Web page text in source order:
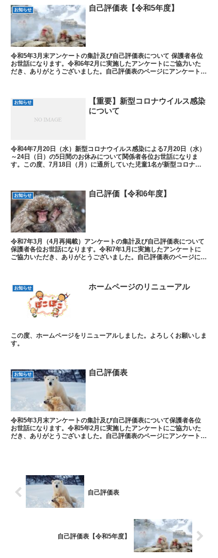
お知らせ 自己評価表【令和5年度】
令和5年3月末アンケートの集計及び自己評価表について 保護者各位
お世話になります。令和6年2月に実施したアンケートにご協力いた
だき、ありがとうございました。自己評価表のページにアンケート集
お知らせ
【重要】新型コロナウイルス感染
について
令和4年7月20日（水）新型コロナウイルス感染による7月20日（水）
～24日（日）の5日間のお休みについて関係者各位お世話になりま
す。この度、7月18日（月）に通所していた児童1名が新型コロナウ
お知らせ 自己評価【令和6年度】
令和7年3月（4月再掲載）アンケートの集計及び自己評価表について
保護者各位お世話になります。令和7年1月に実施したアンケートに
ご協力いただき、ありがとうございました。自己評価表のページにア
お知らせ ホームページのリニューアル
この度、ホームページをリニューアルしました。よろしくお願いしま
す。
お知らせ 自己評価表
令和5年3月末アンケートの集計及び自己評価表について保護者各位
お世話になります。令和5年2月に実施したアンケートにご協力いた
だき、ありがとうございました。自己評価表のページにアンケート集
自己評価表
自己評価表【令和5年度】